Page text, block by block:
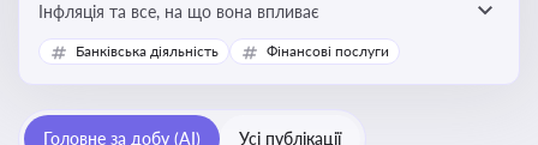
Інфляція та все, на що вона впливає
Банківська діяльність Фінансові послуги
Головне за добу (AI) Усі публікації